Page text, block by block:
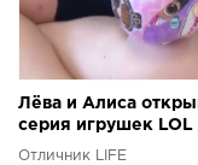
Лёва и Алиса
серия игрушек LOL
Отличник LIFE